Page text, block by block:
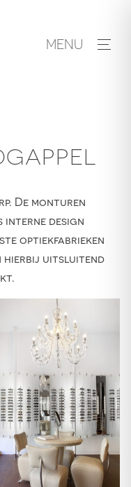
MENU
De monturen
design
optiekfabrieken
hierbij uitsluitend